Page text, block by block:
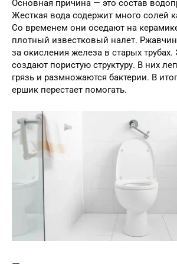
Основная причина — это состав
Жесткая вода содержит много солей
Со временем они оседают на
плотный известковый налет.
за окисления железа в старых
создают пористую структуру. В них
грязь и размножаются бактерии. В
ершик перестает помогать.